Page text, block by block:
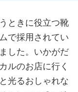
ときに役立つ靴
で採用されてい
した。いかがだ
ルのお店に行く
光るおしゃれな